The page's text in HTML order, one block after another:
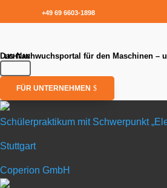
+49 69 6603-1898
Das Nachwuchsportal für den Maschinen –
FÜR UNTERNEHMEN
Schülerpraktikum mit Schwerpunkt
Stuttgart
Coperion GmbH
in Stuttgart